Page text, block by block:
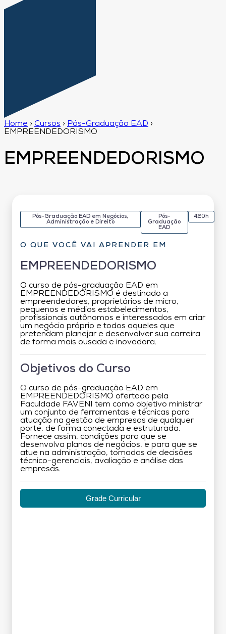
Home › Cursos › Pós-Graduação EAD ›
EMPREENDEDORISMO
EMPREENDEDORISMO
Pós-Graduação EAD em Negócios,
Administração e Direito
Pós-
Graduação
EAD
420h
O QUE VOCÊ VAI APRENDER EM
EMPREENDEDORISMO
O curso de pós-graduação EAD em
EMPREENDEDORISMO é destinado a
empreendedores, proprietários de micro,
pequenos e médios estabelecimentos,
profissionais autônomos e interessados em criar
um negócio próprio e todos aqueles que
pretendam planejar e desenvolver sua carreira
de forma mais ousada e inovadora.
Objetivos do Curso
O curso de pós-graduação EAD em
EMPREENDEDORISMO ofertado pela
Faculdade FAVENI tem como objetivo ministrar
um conjunto de ferramentas e técnicas para
atuação na gestão de empresas de qualquer
porte, de forma conectada e estruturada.
Fornece assim, condições para que se
desenvolva planos de negócios, e para que se
atue na administração, tomadas de decisões
técnico-gerenciais, avaliação e análise das
empresas.
Grade Curricular